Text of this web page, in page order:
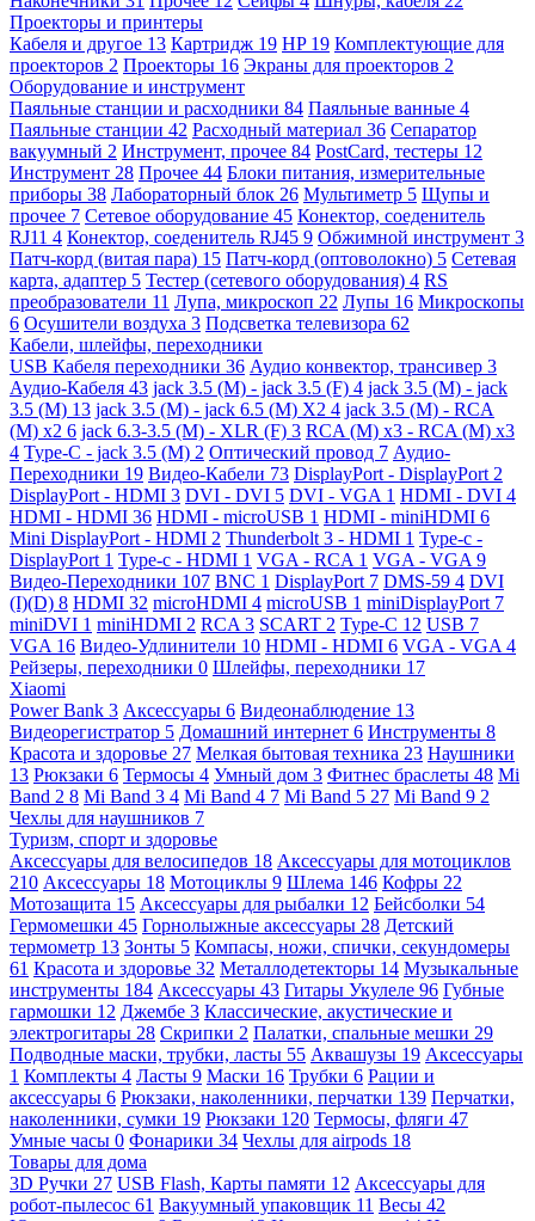
Проекторы и принтеры
Кабеля и другое 13 Картридж 19 HP 19 Комплектующие для
проекторов 2 Проекторы 16 Экраны для проекторов 2
Оборудование и инструмент
Паяльные станции и расходники 84 Паяльные ванные 4
Паяльные станции 42 Расходный материал 36 Сепаратор
вакуумный 2 Инструмент, прочее 84 PostCard, тестеры 12
Инструмент 28 Прочее 44 Блоки питания, измерительные
приборы 38 Лабораторный блок 26 Мультиметр 5 Щупы и
прочее 7 Сетевое оборудование 45 Конектор, соеденитель
RJ11 4 Конектор, соеденитель RJ45 9 Обжимной инструмент 3
Патч-корд (витая пара) 15 Патч-корд (оптоволокно) 5 Сетевая
карта, адаптер 5 Тестер (сетевого оборудования) 4 RS
преобразователи 11 Лупа, микроскоп 22 Лупы 16 Микроскопы
6 Осушители воздуха 3 Подсветка телевизора 62
Кабели, шлейфы, переходники
USB Кабеля переходники 36 Аудио конвектор, трансивер 3
Аудио-Кабеля 43 jack 3.5 (M) - jack 3.5 (F) 4 jack 3.5 (M) - jack
3.5 (M) 13 jack 3.5 (M) - jack 6.5 (M) X2 4 jack 3.5 (M) - RCA
(M) x2 6 jack 6.3-3.5 (M) - XLR (F) 3 RCA (M) x3 - RCA (M) x3
4 Type-C - jack 3.5 (M) 2 Оптический провод 7 Аудио-
Переходники 19 Видео-Кабели 73 DisplayPort - DisplayPort 2
DisplayPort - HDMI 3 DVI - DVI 5 DVI - VGA 1 HDMI - DVI 4
HDMI - HDMI 36 HDMI - microUSB 1 HDMI - miniHDMI 6
Mini DisplayPort - HDMI 2 Thunderbolt 3 - HDMI 1 Type-c -
DisplayPort 1 Type-c - HDMI 1 VGA - RCA 1 VGA - VGA 9
Видео-Переходники 107 BNC 1 DisplayPort 7 DMS-59 4 DVI
(I)(D) 8 HDMI 32 microHDMI 4 microUSB 1 miniDisplayPort 7
miniDVI 1 miniHDMI 2 RCA 3 SCART 2 Type-C 12 USB 7
VGA 16 Видео-Удлинители 10 HDMI - HDMI 6 VGA - VGA 4
Рейзеры, переходники 0 Шлейфы, переходники 17
Xiaomi
Power Bank 3 Аксессуары 6 Видеонаблюдение 13
Видеорегистратор 5 Домашний интернет 6 Инструменты 8
Красота и здоровье 27 Мелкая бытовая техника 23 Наушники
13 Рюкзаки 6 Термосы 4 Умный дом 3 Фитнес браслеты 48 Mi
Band 2 8 Mi Band 3 4 Mi Band 4 7 Mi Band 5 27 Mi Band 9 2
Чехлы для наушников 7
Туризм, спорт и здоровье
Аксессуары для велосипедов 18 Аксессуары для мотоциклов
210 Аксессуары 18 Мотоциклы 9 Шлема 146 Кофры 22
Мотозащита 15 Аксессуары для рыбалки 12 Бейсболки 54
Гермомешки 45 Горнолыжные аксессуары 28 Детский
термометр 13 Зонты 5 Компасы, ножи, спички, секундомеры
61 Красота и здоровье 32 Металлодетекторы 14 Музыкальные
инструменты 184 Аксессуары 43 Гитары Укулеле 96 Губные
гармошки 12 Джембе 3 Классические, акустические и
электрогитары 28 Скрипки 2 Палатки, спальные мешки 29
Подводные маски, трубки, ласты 55 Аквашузы 19 Аксессуары
1 Комплекты 4 Ласты 9 Маски 16 Трубки 6 Рации и
аксессуары 6 Рюкзаки, наколенники, перчатки 139 Перчатки,
наколенники, сумки 19 Рюкзаки 120 Термосы, фляги 47
Умные часы 0 Фонарики 34 Чехлы для airpods 18
Товары для дома
3D Ручки 27 USB Flash, Карты памяти 12 Аксессуары для
робот-пылесос 61 Вакуумный упаковщик 11 Весы 42